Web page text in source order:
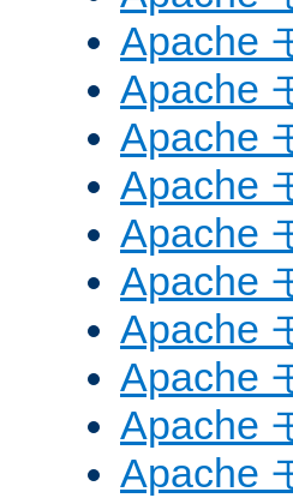
Apache
Apache
Apache
Apache
Apache
Apache
Apache
Apache
Apache
Apache